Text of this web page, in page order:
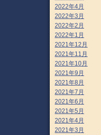
2022年4月
2022年3月
2022年2月
2022年1月
2021年12月
2021年11月
2021年10月
2021年9月
2021年8月
2021年7月
2021年6月
2021年5月
2021年4月
2021年3月